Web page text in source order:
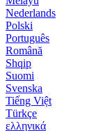
Nederlands
Polski
Português
Română
Shqip
Suomi
Svenska
Tiếng Việt
Türkçe
ελληνικά